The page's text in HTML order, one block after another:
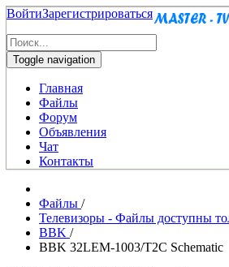
ВойтиЗарегистрироваться
Toggle navigation
Главная
Файлы
Форум
Объявления
Чат
Контакты
Файлы /
Телевизоры - Файлы доступны
BBK /
BBK 32LEM-1003/T2C Schematic